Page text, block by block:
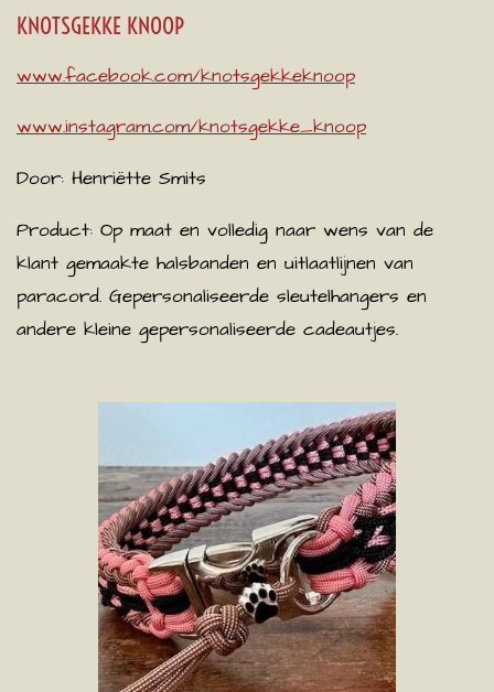
KNOTSGEKKE KNOOP
www.facebook.com/knotsgekkeknoop
www.instagram.com/knotsgekke_knoop
Door: Henriëtte Smits
Product: Op maat en volledig naar wens van de
klant gemaakte halsbanden en uitlaatlijnen van
paracord. Gepersonaliseerde sleutelhangers en
andere kleine gepersonaliseerde cadeautjes.